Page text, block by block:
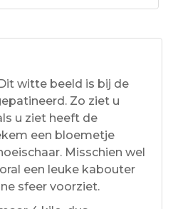
witte beeld is bij de
Zo ziet u
u ziet heeft de
een bloemetje
Misschien wel
een leuke kabouter
sfeer voorziet.